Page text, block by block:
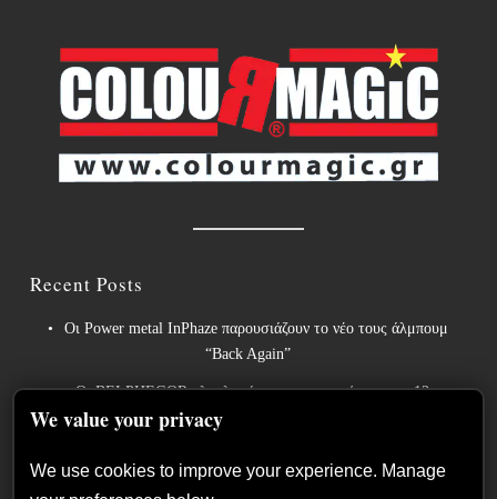
Recent Posts
Οι Power metal InPhaze παρουσιάζουν το νέο τους άλμπουμ
“Back Again”
Οι BELPHEGOR ολοκληρώνουν τις εργασίες για το 13ο
στούντιο άλμπουμ τους, το οποίο θα κυκλοφορήσει το 2027.
επανηχογραφημένη εκδοχή του «Save Us».
We value your privacy
We use cookies to improve your experience. Manage